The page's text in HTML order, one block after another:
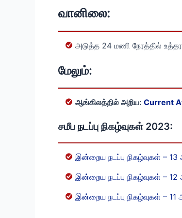
வானிலை:
அடுத்த 24 மணி நேரத்தில்
மேலும்:
ஆங்கிலத்தில் அறிய: Current
சமீப நடப்பு நிகழ்வுகள் 2023:
இன்றைய நடப்பு நிகழ்வுகள் –
இன்றைய நடப்பு நிகழ்வுகள் –
இன்றைய நடப்பு நிகழ்வுகள் –